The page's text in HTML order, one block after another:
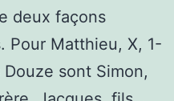
deux façons
Pour Matthieu, X, 1-
sont Simon,